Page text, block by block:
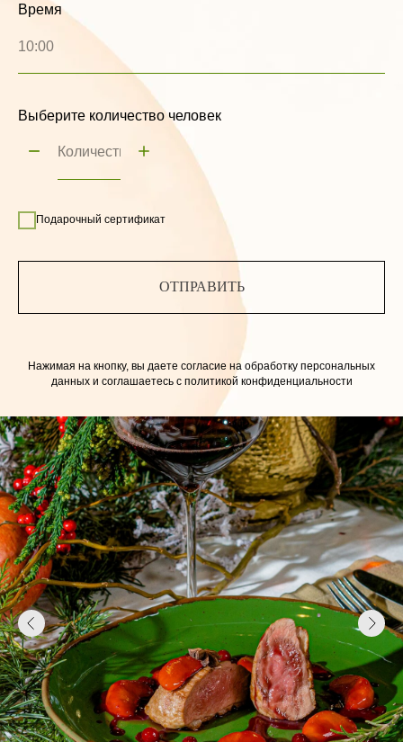
Время
10:00
Выберите количество человек
Подарочный сертификат
ОТПРАВИТЬ
Нажимая на кнопку, вы даете согласие на обработку персональных
данных и соглашаетесь c политикой конфиденциальности